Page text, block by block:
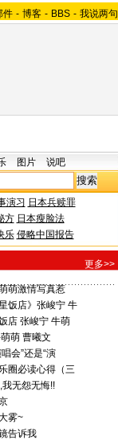
件 - 博客 - BBS - 我说两句
图片 说吧
演习 日本兵赎罪
方 日本瘦脸法
乐 侵略中国报告
更多>>
萌激情写真惹
星饭店》张峻宁 牛
店 张峻宁 牛萌
萌 曹曦文
会”还是“演
圈必读心得（三
无怨无悔!!
雾~
告诉我